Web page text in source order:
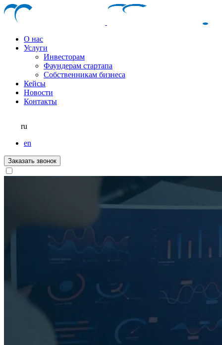
О нас
Услуги
Инвесторам
Фаундерам стартапа
Собственникам бизнеса
Кейсы
Новости
Контакты
ru
en
Заказать звонок